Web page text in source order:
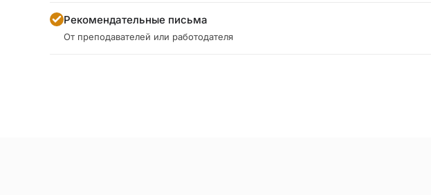
Рекомендательные письма
От преподавателей или работодателя